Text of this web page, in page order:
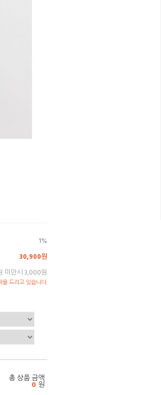
1%
30,900원
미만시 3,000원
드리고 있습니다.
총 상품 금액
0 원